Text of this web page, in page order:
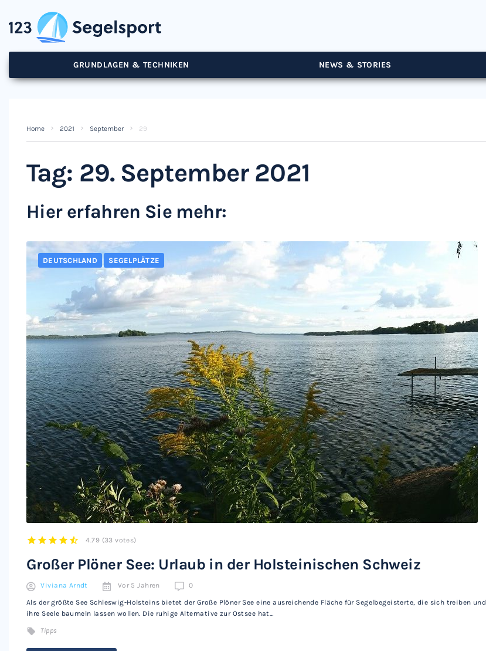
GRUNDLAGEN & TECHNIKEN NEWS & STORIES
Home 2021 September 29
Tag: 29. September 2021
Hier erfahren Sie mehr:
DEUTSCHLAND SEGELPLÄTZE
4.79 (33 votes)
Großer Plöner See: Urlaub in der Holsteinischen Schweiz
Viviana Arndt Vor 5 Jahren 0
Als der größte See Schleswig-Holsteins bietet der Große Plöner See eine ausreichende Fläche für Segelbegeisterte, die sich treiben und
ihre Seele baumeln lassen wollen. Die ruhige Alternative zur Ostsee hat…
Tipps